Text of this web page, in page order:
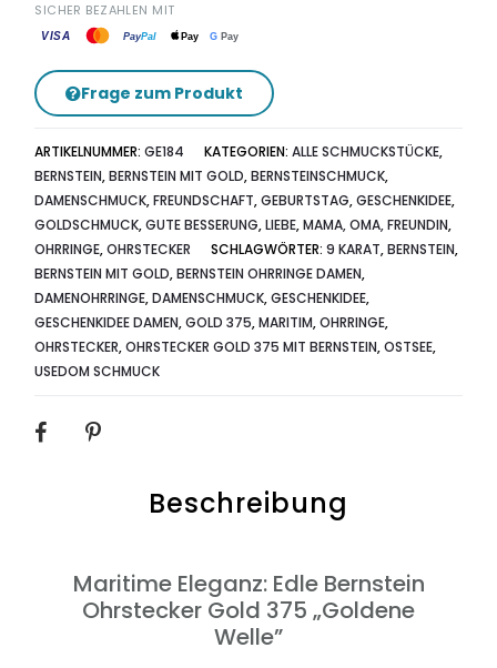
SICHER BEZAHLEN MIT
VISA PayPal Pay G Pay
Frage zum Produkt
ARTIKELNUMMER:GE184 KATEGORIEN:ALLE SCHMUCKSTÜCKE,
BERNSTEIN,BERNSTEIN MIT GOLD,BERNSTEINSCHMUCK,
DAMENSCHMUCK,FREUNDSCHAFT,GEBURTSTAG,GESCHENKIDEE,
GOLDSCHMUCK,GUTE BESSERUNG,LIEBE,MAMA, OMA, FREUNDIN,
OHRRINGE,OHRSTECKER SCHLAGWÖRTER:9 KARAT,BERNSTEIN,
BERNSTEIN MIT GOLD,BERNSTEIN OHRRINGE DAMEN,
DAMENOHRRINGE,DAMENSCHMUCK,GESCHENKIDEE,
GESCHENKIDEE DAMEN,GOLD 375,MARITIM,OHRRINGE,
OHRSTECKER,OHRSTECKER GOLD 375 MIT BERNSTEIN,OSTSEE,
USEDOM SCHMUCK
SHARE
Beschreibung
Maritime Eleganz: Edle Bernstein
Ohrstecker Gold 375 „Goldene
Welle”